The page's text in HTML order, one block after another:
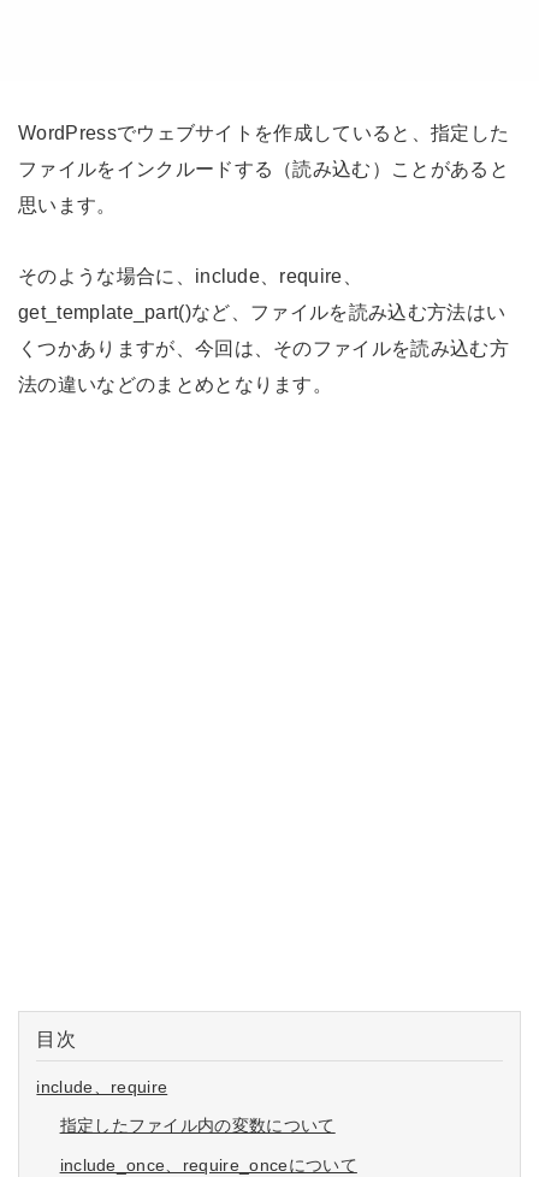
WordPressでウェブサイトを作成していると、指定した
ファイルをインクルードする（読み込む）ことがあると
思います。
そのような場合に、include、require、
get_template_part()など、ファイルを読み込む方法はい
くつかありますが、今回は、そのファイルを読み込む方
法の違いなどのまとめとなります。
目次
include、require
指定したファイル内の変数について
include_once、require_onceについて